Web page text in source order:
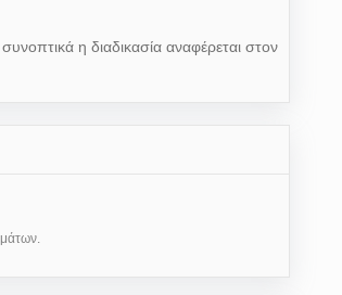
η διαδικασία αναφέρεται στον